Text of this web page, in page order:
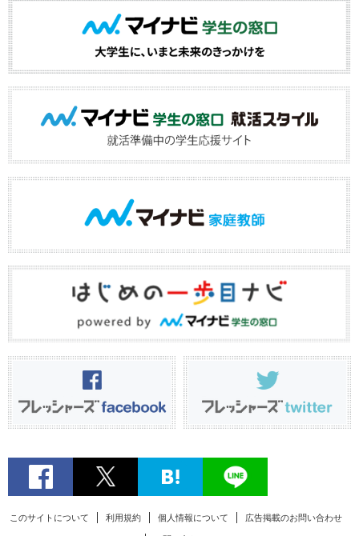
このサイトについて 利用規約 個人情報について 広告掲載のお問い合わせ